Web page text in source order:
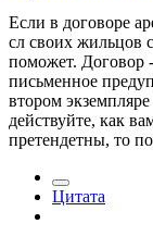
Если в договоре
сл своих жильцов
поможет. Договор
письменное
втором
действуйте, как
претендетны, то
Цитата